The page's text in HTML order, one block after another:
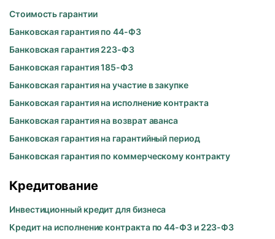
Стоимость гарантии
Банковская гарантия по 44-ФЗ
Банковская гарантия 223-ФЗ
Банковская гарантия 185-ФЗ
Банковская гарантия на участие в закупке
Банковская гарантия на исполнение контракта
Банковская гарантия на возврат аванса
Банковская гарантия на гарантийный период
Банковская гарантия по коммерческому контракту
Кредитование
Инвестиционный кредит для бизнеса
Кредит на исполнение контракта по 44-ФЗ и 223-ФЗ